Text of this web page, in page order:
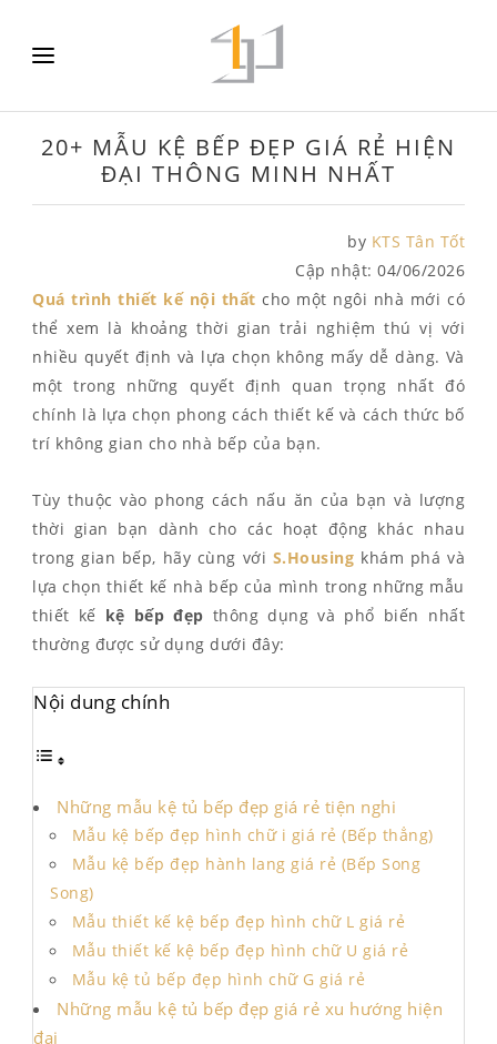
20+ MẪU KỆ BẾP ĐẸP GIÁ RẺ HIỆN
ĐẠI THÔNG MINH NHẤT
by KTS Tân Tốt
Cập nhật: 04/06/2026
Quá trình thiết kế nội thất cho một ngôi nhà mới có
thể xem là khoảng thời gian trải nghiệm thú vị với
nhiều quyết định và lựa chọn không mấy dễ dàng. Và
một trong những quyết định quan trọng nhất đó
chính là lựa chọn phong cách thiết kế và cách thức bố
trí không gian cho nhà bếp của bạn.
Tùy thuộc vào phong cách nấu ăn của bạn và lượng
thời gian bạn dành cho các hoạt động khác nhau
trong gian bếp, hãy cùng với S.Housing khám phá và
lựa chọn thiết kế nhà bếp của mình trong những mẫu
thiết kế kệ bếp đẹp thông dụng và phổ biến nhất
thường được sử dụng dưới đây:
Nội dung chính
Những mẫu kệ tủ bếp đẹp giá rẻ tiện nghi
Mẫu kệ bếp đẹp hình chữ i giá rẻ (Bếp thẳng)
Mẫu kệ bếp đẹp hành lang giá rẻ (Bếp Song
Song)
Mẫu thiết kế kệ bếp đẹp hình chữ L giá rẻ
Mẫu thiết kế kệ bếp đẹp hình chữ U giá rẻ
Mẫu kệ tủ bếp đẹp hình chữ G giá rẻ
Những mẫu kệ tủ bếp đẹp giá rẻ xu hướng hiện
đại